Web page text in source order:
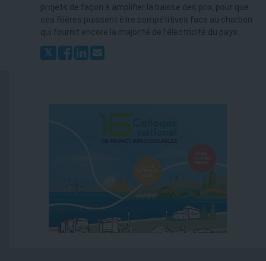
projets de façon à amplifier la baisse des prix, pour que
ces filières puissent être compétitives face au charbon
qui fournit encore la majorité de l’électricité du pays.